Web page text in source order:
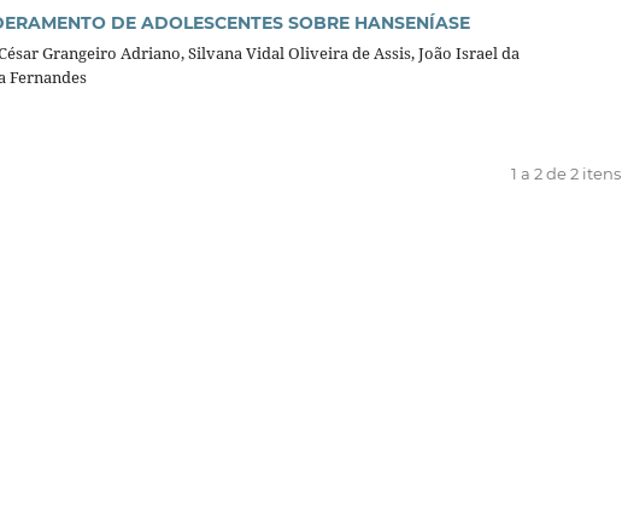
DE ADOLESCENTES SOBRE HANSENÍASE
Grangeiro Adriano, Silvana Vidal Oliveira de Assis, João Israel da
Fernandes
1 a 2 de 2 itens